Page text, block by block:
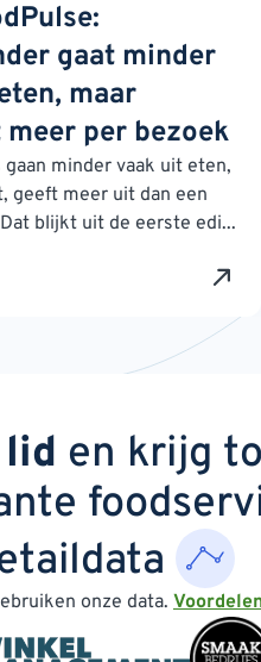
gaat minder
maar
per bezoek
minder vaak uit eten,
geeft meer uit dan een
blijkt uit de eerste edi...
lid en krijg
onze data.